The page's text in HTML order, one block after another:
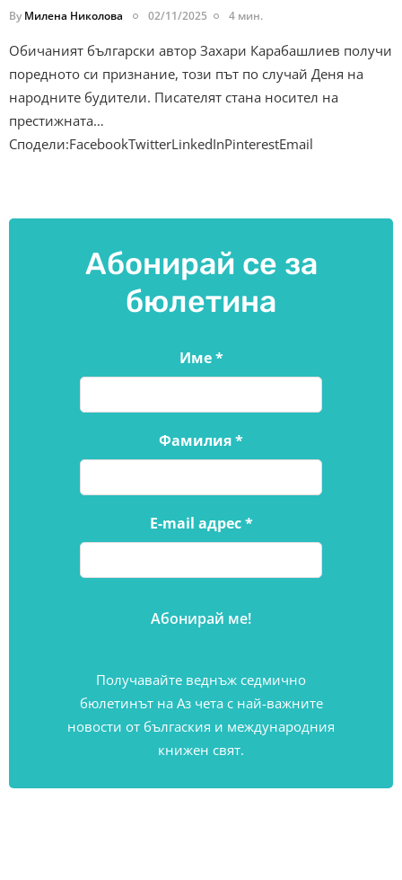
By Милена Николова 02/11/2025 4 мин.
Обичаният български автор Захари Карабашлиев получи
поредното си признание, този път по случай Деня на
народните будители. Писателят стана носител на
престижната…
Сподели:FacebookTwitterLinkedInPinterestEmail
Абонирай се за
бюлетина
Име*
Фамилия*
E-mail адрес*
Получавайте веднъж седмично
бюлетинът на Аз чета с най-важните
новости от бългаския и международния
книжен свят.